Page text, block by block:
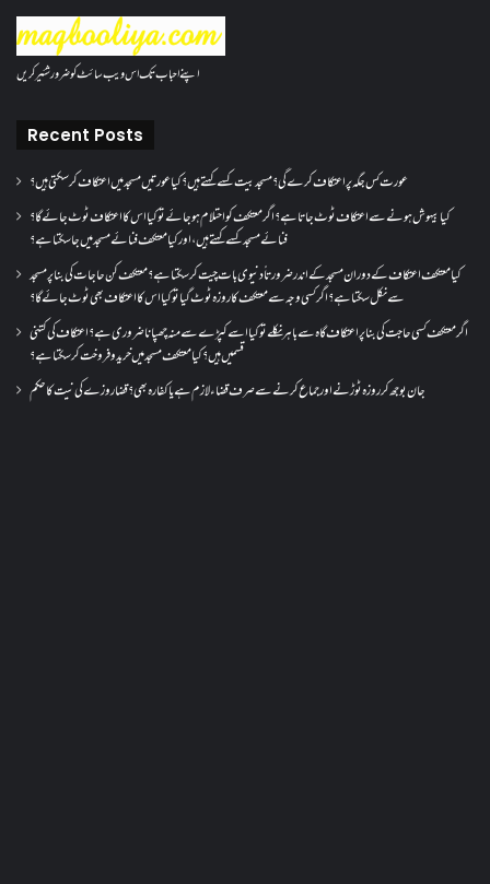
اپنے احباب تک اس ویب سائٹ کو ضرور شئیر کریں
Recent Posts
عورت کس جگہ پر اعتکاف کرے گی؟مسجد بیت کسے کہتے ہیں؟کیا عورتیں مسجد میں اعتکاف کر سکتی ہیں؟
کیا بیہوش ہونے سے اعتکاف ٹوٹ جاتا ہے؟ اگر معتکف کو احتلام ہو جائے تو کیا اس کا اعتکاف ٹوٹ جائے گا؟
فنائے مسجد کسے کہتے ہیں ، اور کیا معتکف فنائے مسجد میں جا سکتا ہے؟
کیا معتکف اعتکاف کے دوران مسجد کے اندر ضرورتاً دنیوی بات چیت کر سکتا ہے؟معتکف کن حاجات کی بنا پر مسجد
سے نکل سکتا ہے؟ اگر کسی وجہ سے معتکف کا روزہ ٹوٹ گیا تو کیا اس کا اعتکاف بھی ٹوٹ جائے گا؟
اگر معتکف کسی حاجت کی بنا پر اعتکاف گاہ سے باہر نکلے تو کیا اسے کپڑے سے منہ چھپانا ضروری ہے؟اعتکاف کی کتنی
قسمیں ہیں؟کیا معتکف مسجد میں خرید و فروخت کر سکتا ہے؟
جان بوجھ کر روزہ ٹوڑنے اور جماع کرنے سے صرف قضاء لازم ہے یا کفارہ بھی؟ قضا روزے کی نیت کا حکم